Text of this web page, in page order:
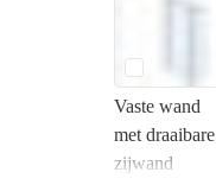
Vaste wand
met draaibare
zijwand